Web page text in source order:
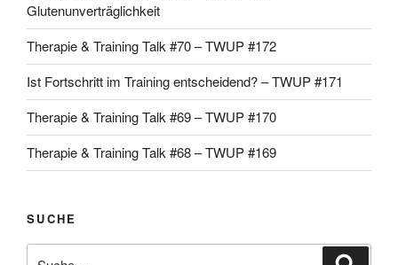
Glutenunverträglichkeit
Therapie & Training Talk #70 – TWUP #172
Ist Fortschritt im Training entscheidend? – TWUP #171
Therapie & Training Talk #69 – TWUP #170
Therapie & Training Talk #68 – TWUP #169
SUCHE